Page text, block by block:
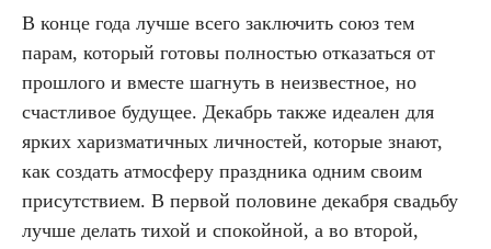
В конце года лучше всего заключить союз тем
парам, который готовы полностью отказаться от
прошлого и вместе шагнуть в неизвестное, но
счастливое будущее. Декабрь также идеален для
ярких харизматичных личностей, которые знают,
как создать атмосферу праздника одним своим
присутствием. В первой половине декабря свадьбу
лучше делать тихой и спокойной, а во второй,